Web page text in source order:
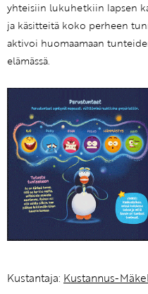
yhteisiin lukuhetkiin lapsen
ja käsitteitä koko perheen
aktivoi huomaamaan
elämässä.
Kustantaja: Kustannus-